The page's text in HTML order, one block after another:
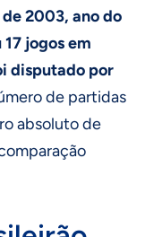
2003, ano do
jogos em
disputado por
de partidas
absoluto de